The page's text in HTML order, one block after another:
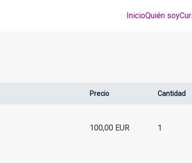
InicioQuién soy
Precio Cantidad
100,00 EUR 1